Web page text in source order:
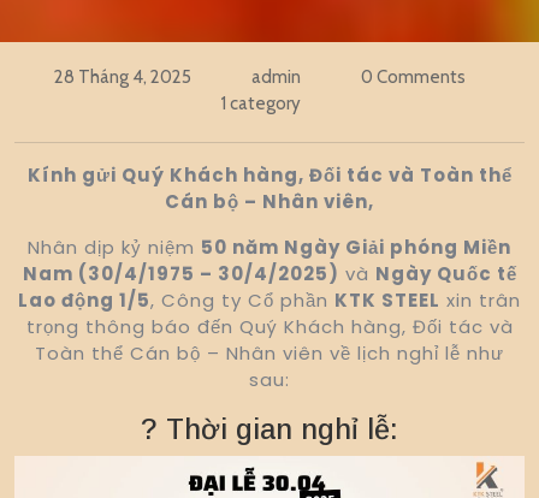
28 Tháng 4, 2025 admin
0 Comments
1 category
Kính gửi Quý Khách hàng, Đối tác và Toàn thể
Cán bộ – Nhân viên,
Nhân dịp kỷ niệm 50 năm Ngày Giải phóng Miền
Nam (30/4/1975 – 30/4/2025) và Ngày Quốc tế
Lao động 1/5, Công ty Cổ phần KTK STEEL xin trân
trọng thông báo đến Quý Khách hàng, Đối tác và
Toàn thể Cán bộ – Nhân viên về lịch nghỉ lễ như
sau:
? Thời gian nghỉ lễ: